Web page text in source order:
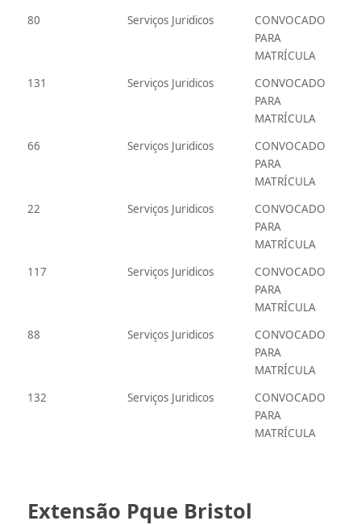
80
Serviços Juridicos
CONVOCADO
PARA
MATRÍCULA
131
Serviços Juridicos
CONVOCADO
PARA
MATRÍCULA
66
Serviços Juridicos
CONVOCADO
PARA
MATRÍCULA
22
Serviços Juridicos
CONVOCADO
PARA
MATRÍCULA
117
Serviços Juridicos
CONVOCADO
PARA
MATRÍCULA
88
Serviços Juridicos
CONVOCADO
PARA
MATRÍCULA
132
Serviços Juridicos
CONVOCADO
PARA
MATRÍCULA
Extensão Pque Bristol